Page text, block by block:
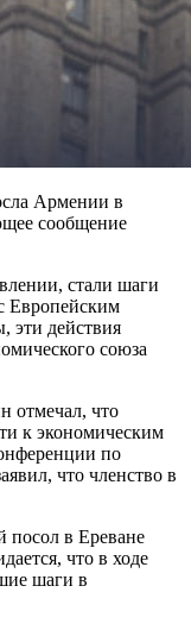
Армении в
сообщение
стали шаги
Европейским
эти действия
союза
отмечал, что
к экономическим
по
что членство в
в Ереване
что в ходе
шаги в